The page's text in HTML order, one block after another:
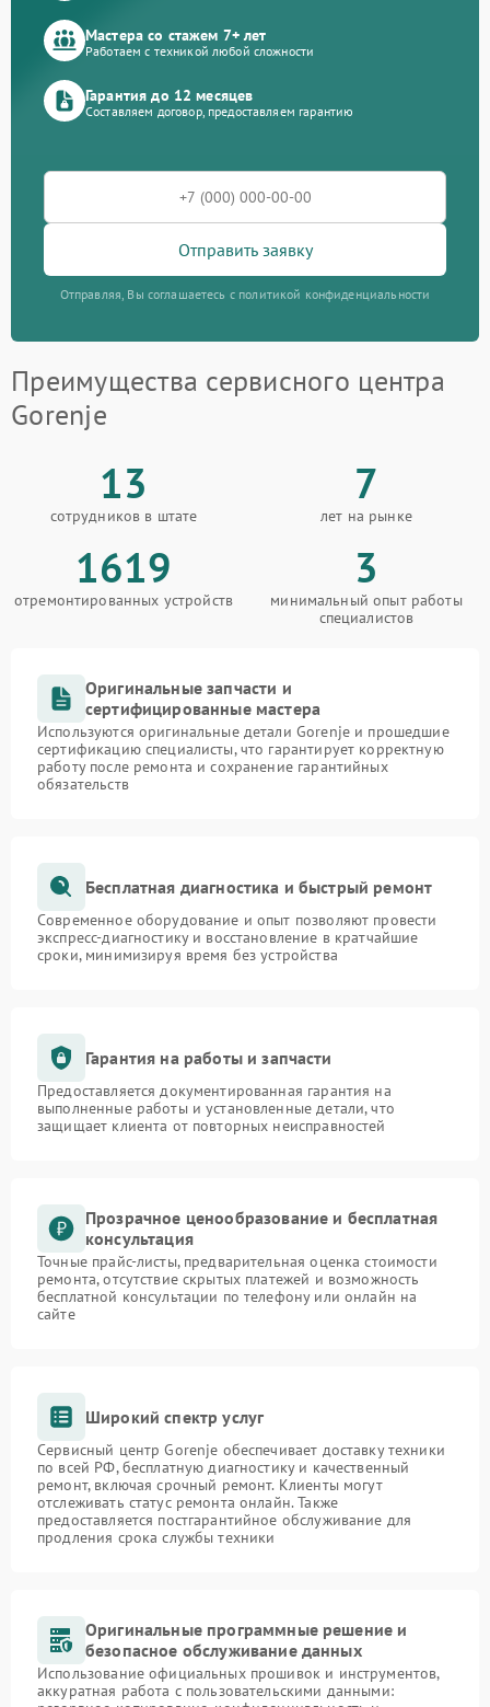
Мастера со стажем 7+ лет
Работаем с техникой любой сложности
Гарантия до 12 месяцев
Составляем договор, предоставляем гарантию
Отправить заявку
Отправляя, Вы соглашаетесь с политикой конфиденциальности
Преимущества сервисного центра
Gorenje
13
сотрудников в штате
7
лет на рынке
1619
отремонтированных устройств
3
минимальный опыт работы
специалистов
Оригинальные запчасти и
сертифицированные мастера
Используются оригинальные детали Gorenje и прошедшие
сертификацию специалисты, что гарантирует корректную
работу после ремонта и сохранение гарантийных
обязательств
Бесплатная диагностика и быстрый ремонт
Современное оборудование и опыт позволяют провести
экспресс-диагностику и восстановление в кратчайшие
сроки, минимизируя время без устройства
Гарантия на работы и запчасти
Предоставляется документированная гарантия на
выполненные работы и установленные детали, что
защищает клиента от повторных неисправностей
Прозрачное ценообразование и бесплатная
консультация
Точные прайс-листы, предварительная оценка стоимости
ремонта, отсутствие скрытых платежей и возможность
бесплатной консультации по телефону или онлайн на
сайте
Широкий спектр услуг
Сервисный центр Gorenje обеспечивает доставку техники
по всей РФ, бесплатную диагностику и качественный
ремонт, включая срочный ремонт. Клиенты могут
отслеживать статус ремонта онлайн. Также
предоставляется постгарантийное обслуживание для
продления срока службы техники
Оригинальные программные решение и
безопасное обслуживание данных
Использование официальных прошивок и инструментов,
аккуратная работа с пользовательскими данными: